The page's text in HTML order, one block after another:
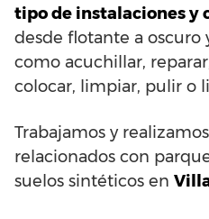
tipo de instalaciones y
desde flotante a
como acuchillar,
colocar, limpiar, pulir o
Trabajamos y
relacionados con
suelos sintéticos en